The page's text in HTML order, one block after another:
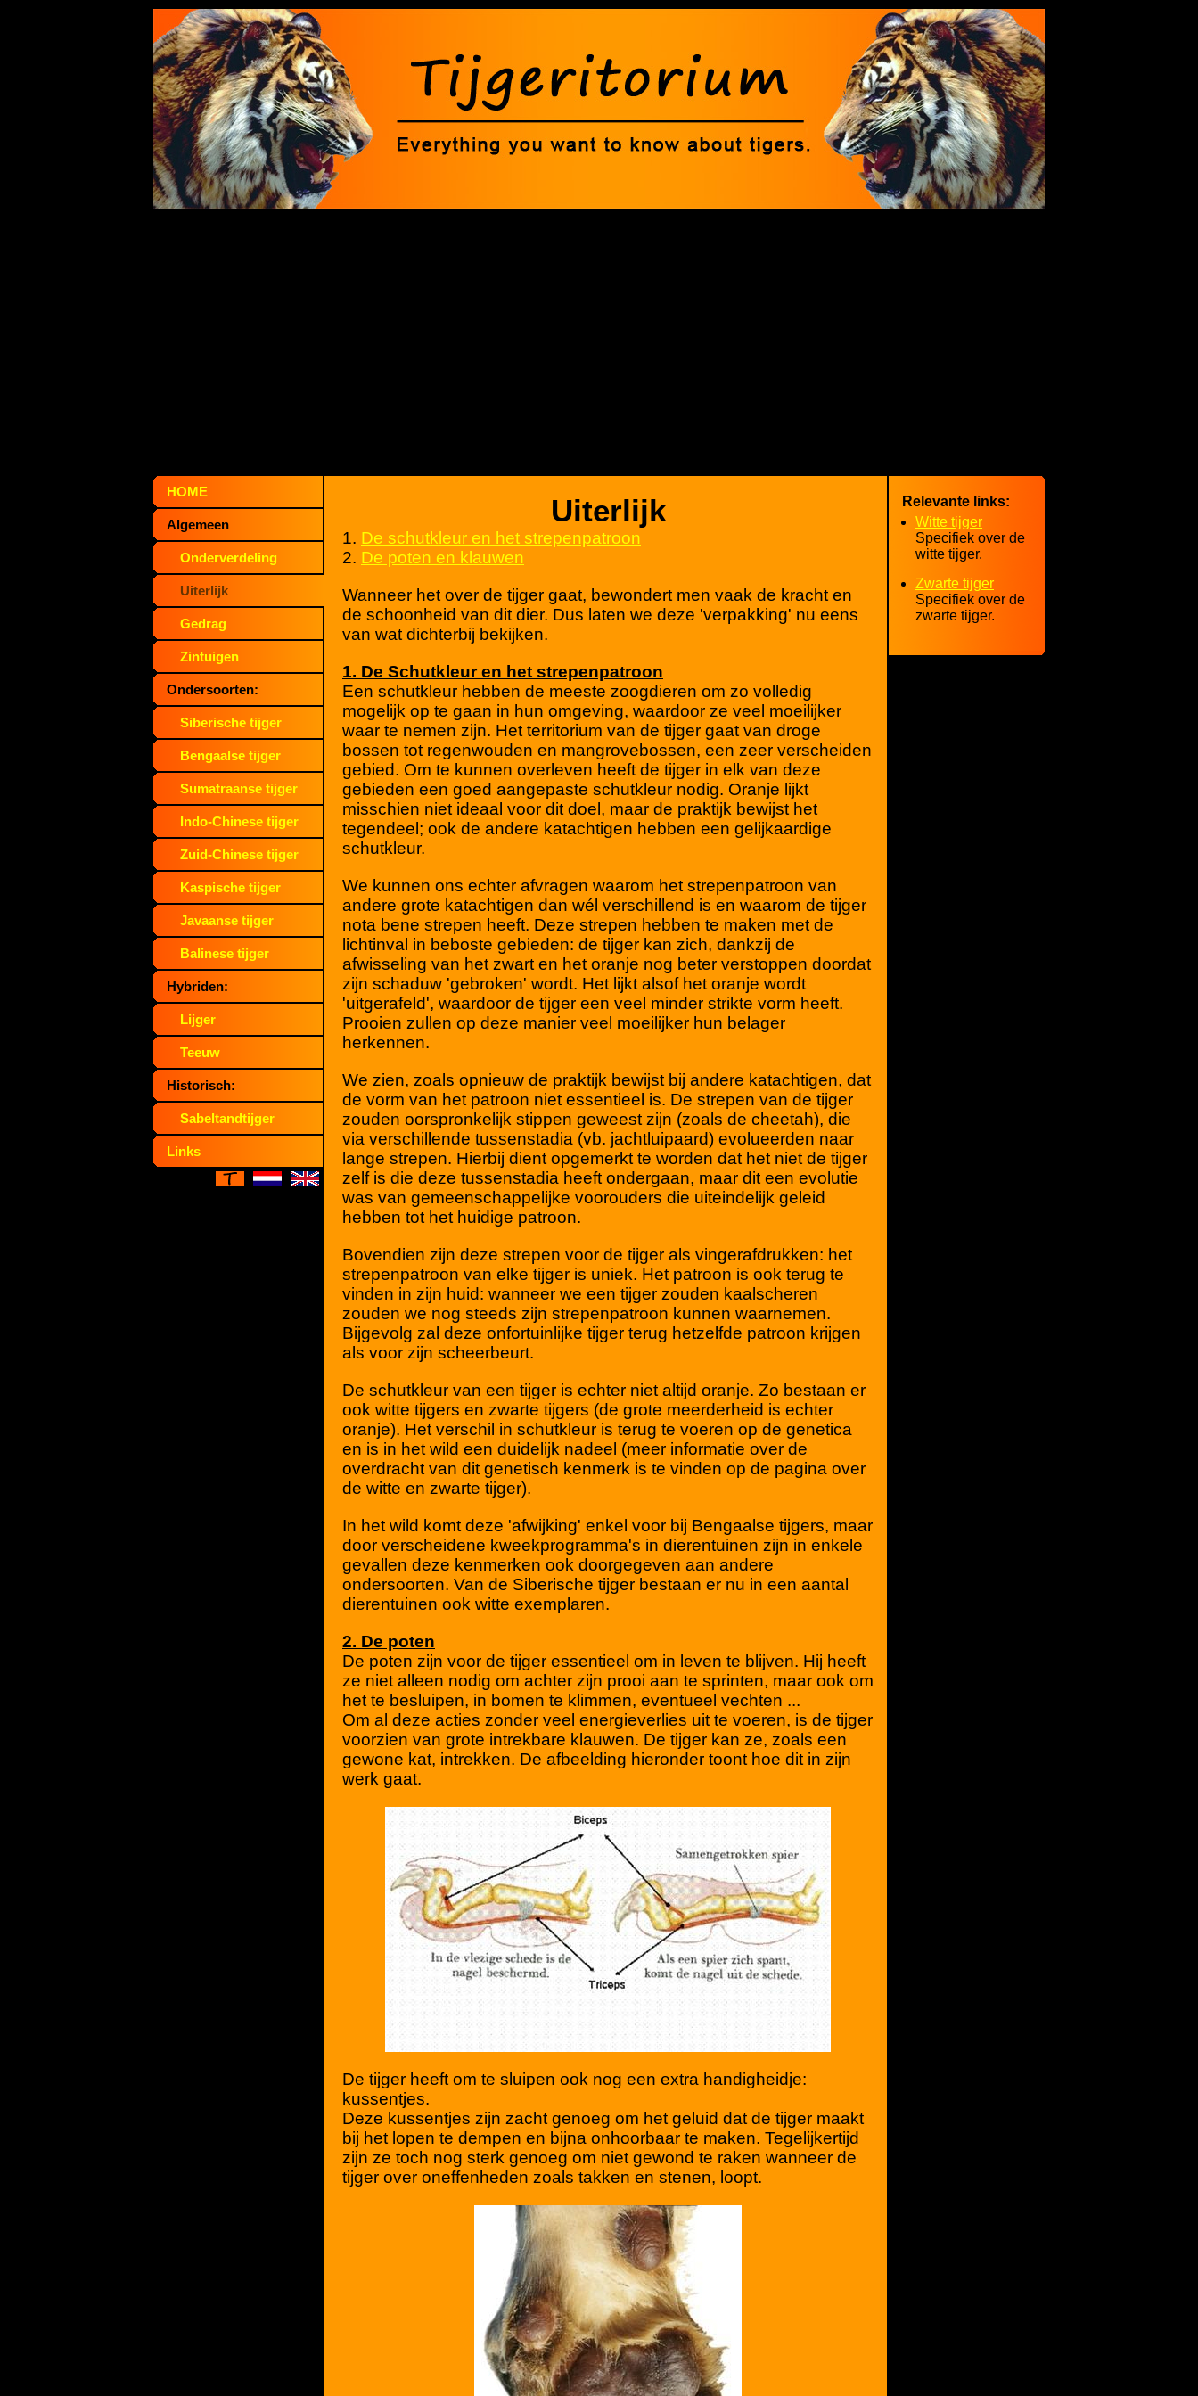
HOME
Algemeen
Onderverdeling
Uiterlijk
Gedrag
Zintuigen
Ondersoorten:
Siberische tijger
Bengaalse tijger
Sumatraanse tijger
Indo-Chinese tijger
Zuid-Chinese tijger
Kaspische tijger
Javaanse tijger
Balinese tijger
Hybriden:
Lijger
Teeuw
Historisch:
Sabeltandtijger
Links
Relevante links:
Witte tijger
Specifiek over de
witte tijger.
Zwarte tijger
Specifiek over de
zwarte tijger.
Uiterlijk
1. De schutkleur en het strepenpatroon
2. De poten en klauwen
Wanneer het over de tijger gaat, bewondert men vaak de kracht en
de schoonheid van dit dier. Dus laten we deze 'verpakking' nu eens
van wat dichterbij bekijken.
1. De Schutkleur en het strepenpatroon
Een schutkleur hebben de meeste zoogdieren om zo volledig
mogelijk op te gaan in hun omgeving, waardoor ze veel moeilijker
waar te nemen zijn. Het territorium van de tijger gaat van droge
bossen tot regenwouden en mangrovebossen, een zeer verscheiden
gebied. Om te kunnen overleven heeft de tijger in elk van deze
gebieden een goed aangepaste schutkleur nodig. Oranje lijkt
misschien niet ideaal voor dit doel, maar de praktijk bewijst het
tegendeel; ook de andere katachtigen hebben een gelijkaardige
schutkleur.
We kunnen ons echter afvragen waarom het strepenpatroon van
andere grote katachtigen dan wél verschillend is en waarom de tijger
nota bene strepen heeft. Deze strepen hebben te maken met de
lichtinval in beboste gebieden: de tijger kan zich, dankzij de
afwisseling van het zwart en het oranje nog beter verstoppen doordat
zijn schaduw 'gebroken' wordt. Het lijkt alsof het oranje wordt
'uitgerafeld', waardoor de tijger een veel minder strikte vorm heeft.
Prooien zullen op deze manier veel moeilijker hun belager
herkennen.
We zien, zoals opnieuw de praktijk bewijst bij andere katachtigen, dat
de vorm van het patroon niet essentieel is. De strepen van de tijger
zouden oorspronkelijk stippen geweest zijn (zoals de cheetah), die
via verschillende tussenstadia (vb. jachtluipaard) evolueerden naar
lange strepen. Hierbij dient opgemerkt te worden dat het niet de tijger
zelf is die deze tussenstadia heeft ondergaan, maar dit een evolutie
was van gemeenschappelijke voorouders die uiteindelijk geleid
hebben tot het huidige patroon.
Bovendien zijn deze strepen voor de tijger als vingerafdrukken: het
strepenpatroon van elke tijger is uniek. Het patroon is ook terug te
vinden in zijn huid: wanneer we een tijger zouden kaalscheren
zouden we nog steeds zijn strepenpatroon kunnen waarnemen.
Bijgevolg zal deze onfortuinlijke tijger terug hetzelfde patroon krijgen
als voor zijn scheerbeurt.
De schutkleur van een tijger is echter niet altijd oranje. Zo bestaan er
ook witte tijgers en zwarte tijgers (de grote meerderheid is echter
oranje). Het verschil in schutkleur is terug te voeren op de genetica
en is in het wild een duidelijk nadeel (meer informatie over de
overdracht van dit genetisch kenmerk is te vinden op de pagina over
de witte en zwarte tijger).
In het wild komt deze 'afwijking' enkel voor bij Bengaalse tijgers, maar
door verscheidene kweekprogramma's in dierentuinen zijn in enkele
gevallen deze kenmerken ook doorgegeven aan andere
ondersoorten. Van de Siberische tijger bestaan er nu in een aantal
dierentuinen ook witte exemplaren.
2. De poten
De poten zijn voor de tijger essentieel om in leven te blijven. Hij heeft
ze niet alleen nodig om achter zijn prooi aan te sprinten, maar ook om
het te besluipen, in bomen te klimmen, eventueel vechten ...
Om al deze acties zonder veel energieverlies uit te voeren, is de tijger
voorzien van grote intrekbare klauwen. De tijger kan ze, zoals een
gewone kat, intrekken. De afbeelding hieronder toont hoe dit in zijn
werk gaat.
De tijger heeft om te sluipen ook nog een extra handigheidje:
kussentjes.
Deze kussentjes zijn zacht genoeg om het geluid dat de tijger maakt
bij het lopen te dempen en bijna onhoorbaar te maken. Tegelijkertijd
zijn ze toch nog sterk genoeg om niet gewond te raken wanneer de
tijger over oneffenheden zoals takken en stenen, loopt.